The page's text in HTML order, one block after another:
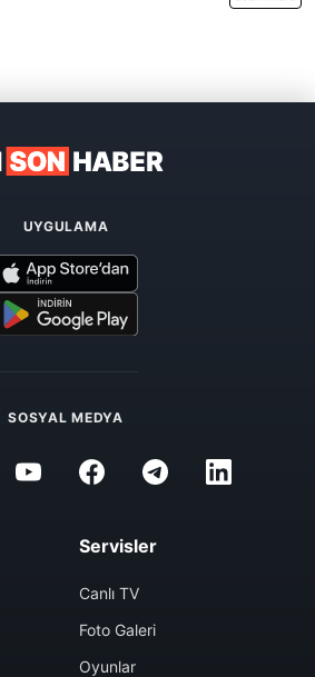
UYGULAMA
SOSYAL MEDYA
Servisler
Canlı TV
Foto Galeri
Oyunlar